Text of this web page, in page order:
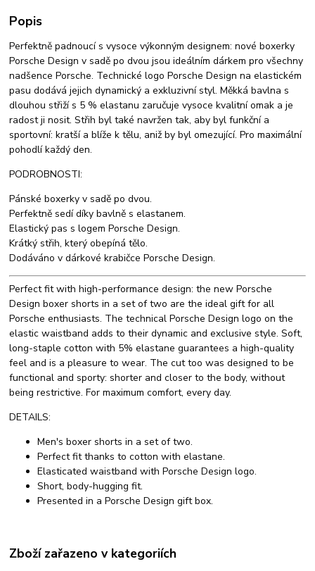
Popis
Perfektně padnoucí s vysoce výkonným designem: nové boxerky
Porsche Design v sadě po dvou jsou ideálním dárkem pro všechny
nadšence Porsche. Technické logo Porsche Design na elastickém
pasu dodává jejich dynamický a exkluzivní styl. Měkká bavlna s
dlouhou střiží s 5 % elastanu zaručuje vysoce kvalitní omak a je
radost ji nosit. Střih byl také navržen tak, aby byl funkční a
sportovní: kratší a blíže k tělu, aniž by byl omezující. Pro maximální
pohodlí každý den.
PODROBNOSTI:
Pánské boxerky v sadě po dvou.
Perfektně sedí díky bavlně s elastanem.
Elastický pas s logem Porsche Design.
Krátký střih, který obepíná tělo.
Dodáváno v dárkové krabičce Porsche Design.
Perfect fit with high-performance design: the new Porsche
Design boxer shorts in a set of two are the ideal gift for all
Porsche enthusiasts. The technical Porsche Design logo on the
elastic waistband adds to their dynamic and exclusive style. Soft,
long-staple cotton with 5% elastane guarantees a high-quality
feel and is a pleasure to wear. The cut too was designed to be
functional and sporty: shorter and closer to the body, without
being restrictive. For maximum comfort, every day.
DETAILS:
Men's boxer shorts in a set of two.
Perfect fit thanks to cotton with elastane.
Elasticated waistband with Porsche Design logo.
Short, body-hugging fit.
Presented in a Porsche Design gift box.
Zboží zařazeno v kategoriích